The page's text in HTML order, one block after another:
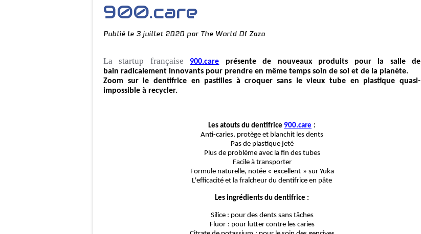
900.care
Publié le 3 juillet 2020 par The World Of Zaza
La startup française 900.care présente de nouveaux produits pour la salle de
bain radica lement innovants pour prendre en même temps soin de soi et de la planète.
Zoom sur le dentifrice en pastilles à croquer sans le vieux tube en plastique quasi-
impossible à recycler.
Les atouts du dentifrice 900.care :
Anti-caries, protège et blanchit les dents
Pas de plastique jeté
Plus de problème avec la fin des tubes
Facile à transporter
Formule naturelle, notée « excellent » sur Yuka
L'efficacité et la fraîcheur du dentifrice en pâte
Les ingrédients du dentifrice :
Silice : pour des dents sans tâches
Fluor : pour lutter contre les caries